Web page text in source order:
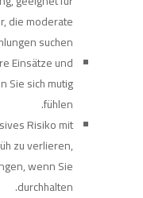
die moderate
suchen.
Einsätze und
Sie sich mutig
fühlen.
Risiko mit
zu verlieren,
wenn Sie
durchhalten.